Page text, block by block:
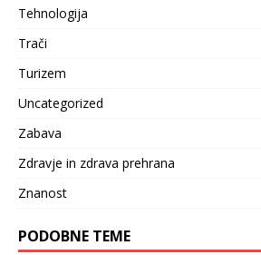
Tehnologija
Trači
Turizem
Uncategorized
Zabava
Zdravje in zdrava prehrana
Znanost
PODOBNE TEME